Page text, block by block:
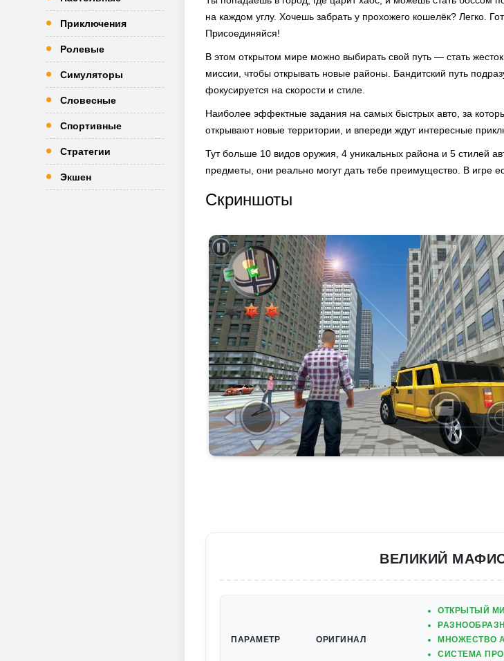
Приключения
Ролевые
Симуляторы
Словесные
Спортивные
Стратегии
Экшен
на каждом углу. Хочешь забрать у прохожего кошелёк? Легко.
Присоединяйся!
В этом открытом мире можно выбирать свой путь — стать
миссии, чтобы открывать новые районы. Бандитский путь
фокусируется на скорости и стиле.
Наиболее эффектные задания на самых быстрых авто, за
открывают новые территории, и впереди ждут интересные
Тут больше 10 видов оружия, 4 уникальных района и 5 стилей
предметы, они реально могут дать тебе преимущество. В игре
Скриншоты
ВЕЛИКИЙ
ПАРАМЕТР ОРИГИНАЛ
ОТКРЫТЫЙ
МНОЖЕСТВО
СИСТЕМА